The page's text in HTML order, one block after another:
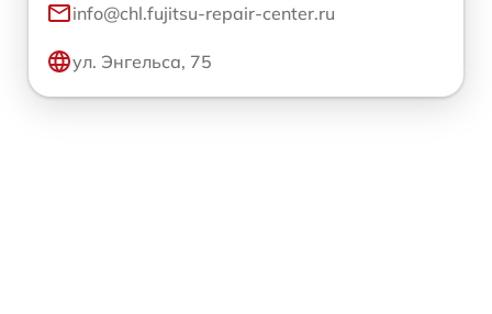
info@chl.fujitsu-repair-center.ru
ул. Энгельса, 75